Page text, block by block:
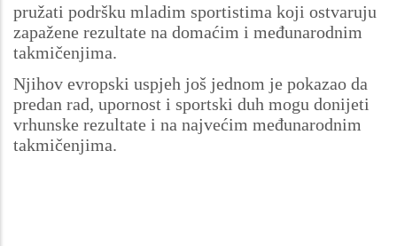
pružati podršku mladim sportistima koji ostvaruju
zapažene rezultate na domaćim i međunarodnim
takmičenjima.
Njihov evropski uspjeh još jednom je pokazao da
predan rad, upornost i sportski duh mogu donijeti
vrhunske rezultate i na najvećim međunarodnim
takmičenjima.